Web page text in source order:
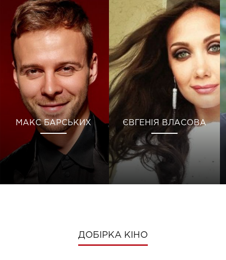
МАКС БАРСЬКИХ ЄВГЕНІЯ ВЛАСОВА
ДОБІРКА КІНО